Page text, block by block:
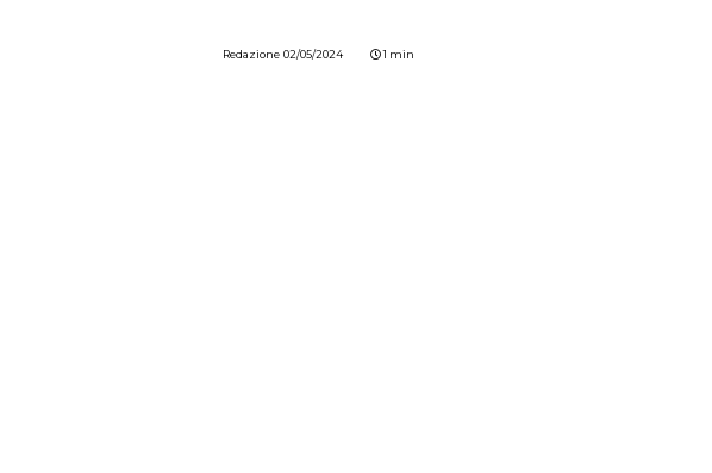
Redazione 02/05/2024 1 min